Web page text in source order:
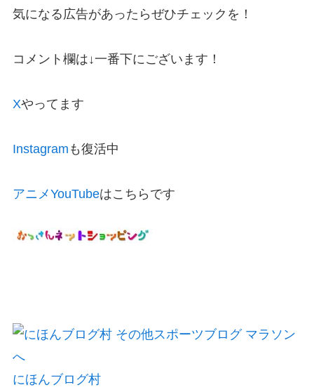
気になる広告があったらぜひチェックを！
コメント欄は↓一番下にございます！
Xやってます
Instagram も復活中
アニメYouTubeはこちらです
にほんブログ村